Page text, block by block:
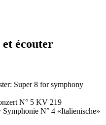
écouter
Super 8 for symphony
N° 5 KV 219
Symphonie N° 4 «Italienische»